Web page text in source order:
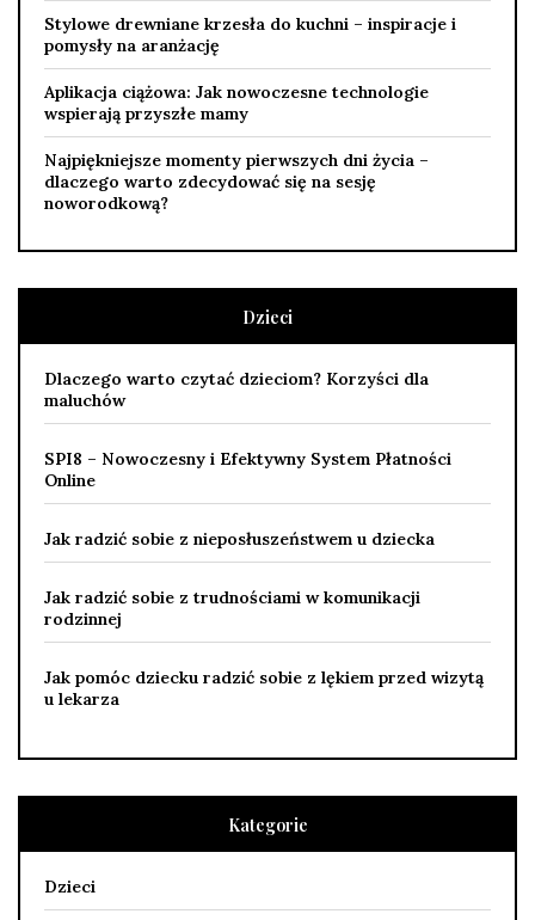
Stylowe drewniane krzesła do kuchni – inspiracje i
pomysły na aranżację
Aplikacja ciążowa: Jak nowoczesne technologie
wspierają przyszłe mamy
Najpiękniejsze momenty pierwszych dni życia –
dlaczego warto zdecydować się na sesję
noworodkową?
Dzieci
Dlaczego warto czytać dzieciom? Korzyści dla
maluchów
SPI8 – Nowoczesny i Efektywny System Płatności
Online
Jak radzić sobie z nieposłuszeństwem u dziecka
Jak radzić sobie z trudnościami w komunikacji
rodzinnej
Jak pomóc dziecku radzić sobie z lękiem przed wizytą
u lekarza
Kategorie
Dzieci